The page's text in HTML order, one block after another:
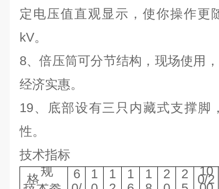
定电压值直观显示，使你操作更
kV。
8、倍压筒可分节结构，现场使用
经济实惠。
19、底部设有三只内藏式支撑脚
性。
技术指标
规
格
6
1
1
1
1
2
2
10
0/2